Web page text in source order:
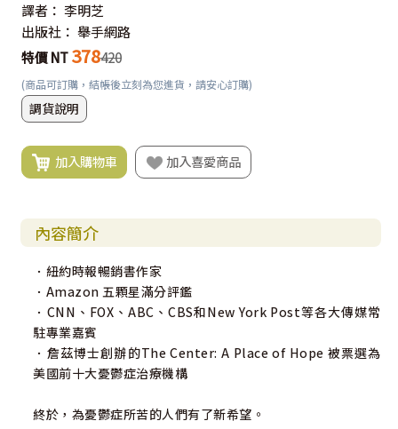
譯者： 李明芝
出版社： 舉手網路
特價 NT 378420
(商品可訂購，結帳後立刻為您進貨，請安心訂購)
調貨說明
加入購物車 加入喜愛商品
內容簡介
．紐約時報暢銷書作家
．Amazon 五顆星滿分評鑑
．CNN、FOX、ABC、CBS和New York Post等各大傳媒常
駐專業嘉賓
．詹茲博士創辦的The Center: A Place of Hope 被票選為
美國前十大憂鬱症治療機構
終於，為憂鬱症所苦的人們有了新希望。